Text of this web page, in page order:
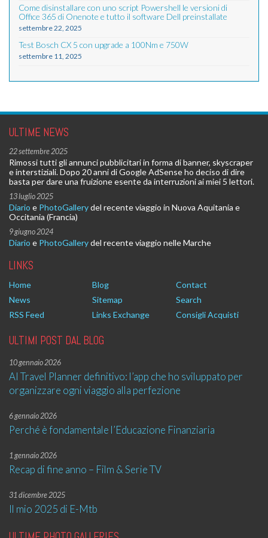
Come disinstallare con uno script Powershell le versioni di
Office 365 di Onenote e tutto il software Dell preinstallate
settembre 22, 2025
Test Bosch CX 5 con upgrade a 100Nm e 750W
settembre 11, 2025
ULTIME NEWS
22 settembre 2025
Rimossi tutti gli annunci pubblicitari in forma di banner, skyscraper
e interstiziali. Dopo 20 anni di Google AdSense ho deciso di dire
basta per dare una fruizione esente da interruzioni ai miei 5 lettori.
13 luglio 2025
Diario e PhotoGallerydel recente viaggio in Nuova Aquitania e
Occitania (Francia)
9 giugno 2024
Diario e PhotoGallerydel recente viaggio nelle Marche
LINKS
Home Blog
Contact
News
Sitemap
Search
RSS Feed
Links Exchange Consigli Acquisti
ULTIMI POST DAL BLOG
10 gennaio 2026
AI Travel Planner definitivo: l’app che ho sviluppato per
organizzare ogni viaggio alla perfezione
6 gennaio 2026
Perché è fondamentale l’Educazione Finanziaria
1 gennaio 2026
Recap di fine anno – Film & Serie TV
31 dicembre 2025
Il mio 2025 di E-Mtb